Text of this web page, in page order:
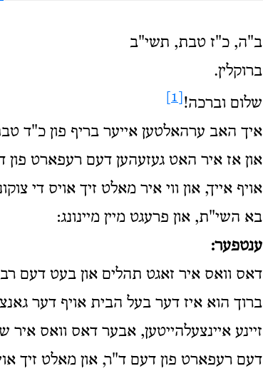
ב"ה, כ"ז טבת, תשי"ב
ברוקלין.
שלום וברכה!
איך האב ערהאלטען אייער בריף פון כ"ד
און אז איר האט געזעהען דעם רעפארט פון
אויף אייך, און ווי איר מאלט זיך אויס די
בא השי"ת, און פרעגט מיין מיינונג:
ענטפער:
דאס וואס איר זאגט תהלים און בעט דעם
ברוך הוא איז דער בעל הבית אויף דער
זיינע איינצעלהייטען, אבער דאס וואס איר
דעם רעפארט פון דעם ד"ר, און מאלט זיך